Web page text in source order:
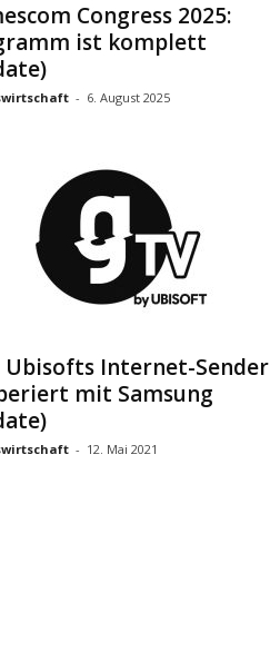
Congress 2025:
ist komplett
- 6. August 2025
Ubisofts Internet-Sender
mit Samsung
- 12. Mai 2021